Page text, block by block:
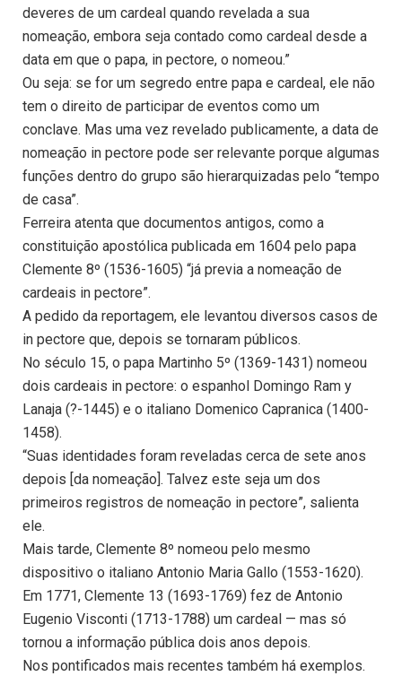
deveres de um cardeal quando revelada a sua
nomeação, embora seja contado como cardeal desde a
data em que o papa, in pectore, o nomeou.”
Ou seja: se for um segredo entre papa e cardeal, ele não
tem o direito de participar de eventos como um
conclave. Mas uma vez revelado publicamente, a data de
nomeação in pectore pode ser relevante porque algumas
funções dentro do grupo são hierarquizadas pelo “tempo
de casa”.
Ferreira atenta que documentos antigos, como a
constituição apostólica publicada em 1604 pelo papa
Clemente 8º (1536-1605) “já previa a nomeação de
cardeais in pectore”.
A pedido da reportagem, ele levantou diversos casos de
in pectore que, depois se tornaram públicos.
No século 15, o papa Martinho 5º (1369-1431) nomeou
dois cardeais in pectore: o espanhol Domingo Ram y
Lanaja (?-1445) e o italiano Domenico Capranica (1400-
1458).
“Suas identidades foram reveladas cerca de sete anos
depois [da nomeação]. Talvez este seja um dos
primeiros registros de nomeação in pectore”, salienta
ele.
Mais tarde, Clemente 8º nomeou pelo mesmo
dispositivo o italiano Antonio Maria Gallo (1553-1620).
Em 1771, Clemente 13 (1693-1769) fez de Antonio
Eugenio Visconti (1713-1788) um cardeal — mas só
tornou a informação pública dois anos depois.
Nos pontificados mais recentes também há exemplos.